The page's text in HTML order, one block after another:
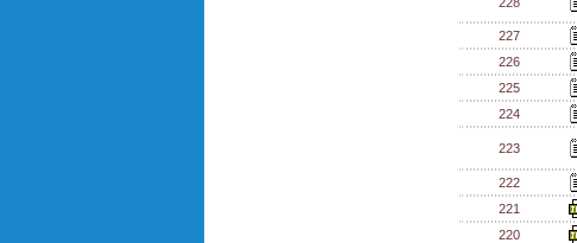
227
226
225
224
223
222
221
220